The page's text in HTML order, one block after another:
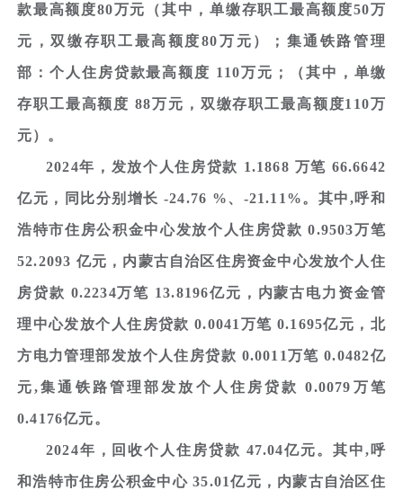
款最高额度80万元（其中，单缴存职工最高额度50万
元，双缴存职工最高额度80万元）；集通铁路管理
部：个人住房贷款最高额度 110万元；（其中，单缴
存职工最高额度 88万元，双缴存职工最高额度110万
元）。
2024年，发放个人住房贷款 1.1868 万笔 66.6642
亿元，同比分别增长 -24.76 %、-21.11%。其中,呼和
浩特市住房公积金中心发放个人住房贷款 0.9503万笔
52.2093 亿元，内蒙古自治区住房资金中心发放个人住
房贷款 0.2234万笔 13.8196亿元，内蒙古电力资金管
理中心发放个人住房贷款 0.0041万笔 0.1695亿元，北
方电力管理部发放个人住房贷款 0.0011万笔 0.0482亿
元,集通铁路管理部发放个人住房贷款 0.0079万笔
0.4176亿元。
2024年，回收个人住房贷款 47.04亿元。其中,呼
和浩特市住房公积金中心 35.01亿元，内蒙古自治区住